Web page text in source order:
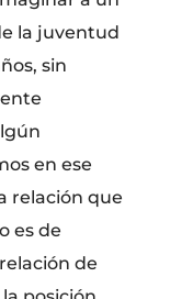
la juventud
sin
en ese
relación que
es de
de